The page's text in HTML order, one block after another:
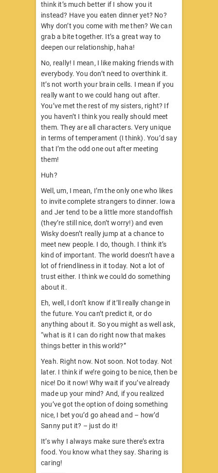
think it’s much better if I show you it
instead? Have you eaten dinner yet? No?
Why don’t you come with me then? We can
grab a bite together. It’s a great way to
deepen our relationship, haha!
No, really! I mean, I like making friends with
everybody. You don’t need to overthink it.
It’s not worth your brain cells. I mean if you
really want to we could hang out after.
You’ve met the rest of my sisters, right? If
you haven’t I think you really should meet
them. They are all characters. Very unique
in terms of temperament (I think). You’d say
that I’m the odd one out after meeting
them!
Huh?
Well, um, I mean, I’m the only one who likes
to invite complete strangers to dinner. Iowa
and Jer tend to be a little more standoffish
(they’re still nice, don’t worry!) and even
Wisky doesn’t really jump at a chance to
meet new people. I do, though. I think it’s
kind of important. The world doesn’t have a
lot of friendliness in it today. Not a lot of
trust either. I think we could do something
about it.
Eh, well, I don’t know if it’ll really change in
the future. You can’t predict it, or do
anything about it. So you might as well ask,
“what is it I can do right now that makes
things better in this world?”
Yeah. Right now. Not soon. Not today. Not
later. I think if we’re going to be nice, then be
nice! Do it now! Why wait if you’ve already
made up your mind? And, if you realized
you’ve got the option of doing something
nice, I bet you’d go ahead and – how’d
Sanny put it? – just do it!
It’s why I always make sure there’s extra
food. You know what they say. Sharing is
caring!